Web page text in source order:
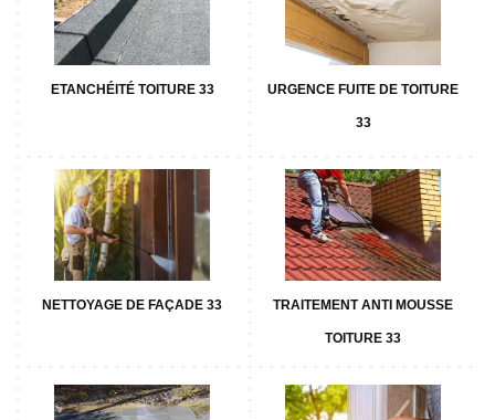
ETANCHÉITÉ TOITURE 33 URGENCE FUITE DE TOITURE
33
NETTOYAGE DE FAÇADE 33 TRAITEMENT ANTI MOUSSE
TOITURE 33